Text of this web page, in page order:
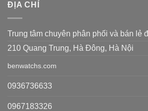
ĐỊA CHỈ
Trung tâm chuyên phân phối và bán lẻ
210 Quang Trung, Hà Đông, Hà Nội
benwatchs.com
0936736633
0967183326